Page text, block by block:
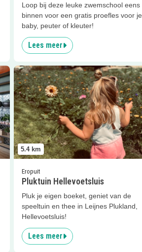
Loop bij deze leuke zwemschool eens
binnen voor een gratis proefles voor je
baby, peuter of kleuter!
Lees meer
5.4 km
Eropuit
Pluktuin Hellevoetsluis
Pluk je eigen boeket, geniet van de
speeltuin en thee in Leijnes Plukland,
Hellevoetsluis!
Lees meer
Lees meer Pluktuin Hellevoetsluis